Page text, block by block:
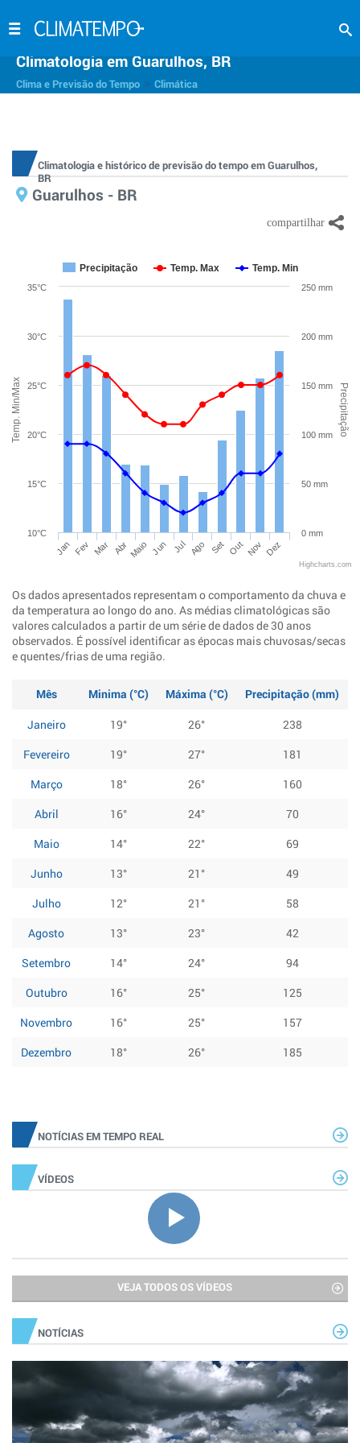
Climatologia em Guarulhos, BR
Clima e Previsão do Tempo Climática
Climatologia e histórico de previsão do tempo em Guarulhos,
BR
Guarulhos - BR
Temp. Min/Max Precipitação
Precipitação Temp. Max Temp. Min
Jan Fev Mar Abr Maio Jun Jul Ago Set Out Nov Dez
10°C
15°C
20°C
25°C
30°C
35°C
0 mm
50 mm
100 mm
150 mm
200 mm
250 mm
Highcharts.com
Os dados apresentados representam o comportamento da chuva e
da temperatura ao longo do ano. As médias climatológicas são
valores calculados a partir de um série de dados de 30 anos
observados. É possível identificar as épocas mais chuvosas/secas
e quentes/frias de uma região.
Mês Minima (°C) Máxima (°C)
Precipitação (mm)
Janeiro
19° 26°
238
Fevereiro
19° 27°
181
Março
18° 26°
160
Abril
16° 24°
70
Maio
14° 22°
69
Junho
13° 21°
49
Julho
12° 21°
58
Agosto
13° 23°
42
Setembro
14° 24°
94
Outubro
16° 25°
125
Novembro
16° 25°
157
Dezembro
18° 26° 185
NOTÍCIAS EM TEMPO REAL
VÍDEOS
VEJA TODOS OS VÍDEOS
NOTÍCIAS